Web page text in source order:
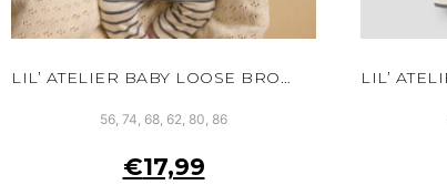
56, 74, 68, 62, 80, 86
€17,99